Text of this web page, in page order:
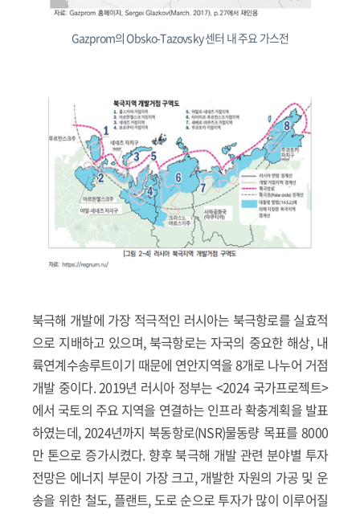
Gazprom의 Obsko-Tazovsky 센터 내 주요 가스전
북극해 개발에 가장 적극적인 러시아는 북극항로를 실효적
으로 지배하고 있으며, 북극항로는 자국의 중요한 해상, 내
륙연계수송루트이기 때문에 연안지역을 8개로 나누어 거점
개발 중이다. 2019년 러시아 정부는 <2024 국가프로젝트>
에서 국토의 주요 지역을 연결하는 인프라 확충계획을 발표
하였는데, 2024년까지 북동항로(NSR)물동량 목표를 8000
만 톤으로 증가시켰다. 향후 북극해 개발 관련 분야별 투자
전망은 에너지 부문이 가장 크고, 개발한 자원의 가공 및 운
송을 위한 철도, 플랜트, 도로 순으로 투자가 많이 이루어질